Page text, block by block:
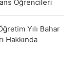
Öğrencileri
Yılı Bahar
Hakkında